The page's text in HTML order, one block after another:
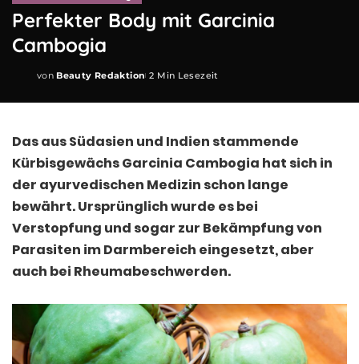
Perfekter Body mit Garcinia
Cambogia
Posted
von Beauty Redaktion 2 Min Lesezeit
Das aus Südasien und Indien stammende
Kürbisgewächs Garcinia Cambogia hat sich in
der ayurvedischen Medizin schon lange
bewährt. Ursprünglich wurde es bei
Verstopfung und sogar zur Bekämpfung von
Parasiten im Darmbereich eingesetzt, aber
auch bei Rheumabeschwerden.